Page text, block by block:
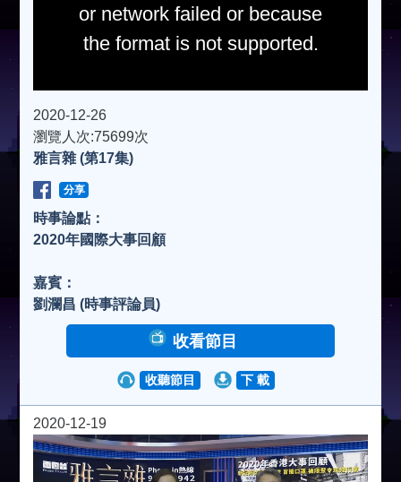
or network failed or because
the format is not supported.
2020-12-26
瀏覽人次:75699次
雅言雜 (第17集)
分享
時事論點：
2020年國際大事回顧
嘉賓：
劉瀾昌 (時事評論員)
收看節目
收聽節目 下 載
2020-12-19